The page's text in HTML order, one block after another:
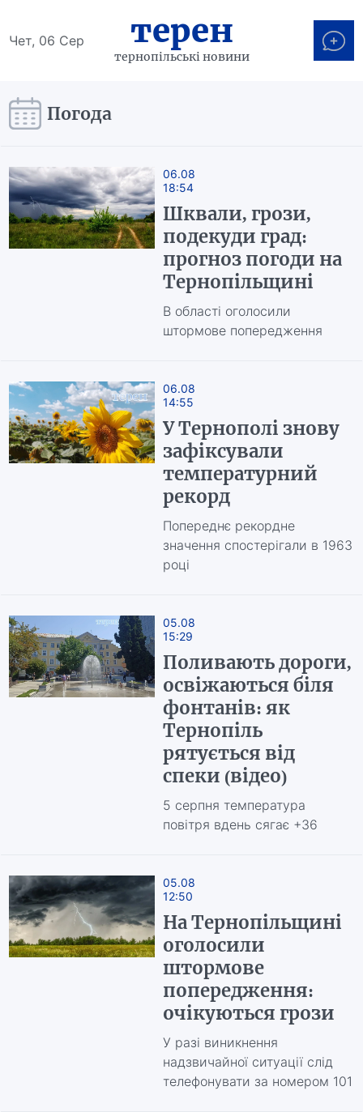
Чет, 06 Сер терен
тернопільські новини
Погода
06.08
18:54
Шквали, грози,
подекуди град:
прогноз погоди на
Тернопільщині
В області оголосили
штормове попередження
06.08
14:55
У Тернополі знову
зафіксували
температурний
рекорд
Попереднє рекордне
значення спостерігали в 1963
році
05.08
15:29
Поливають дороги,
освіжаються біля
фонтанів: як
Тернопіль
рятується від
спеки (відео)
5 серпня температура
повітря вдень сягає +36
05.08
12:50
На Тернопільщині
оголосили
штормове
попередження:
очікуються грози
У разі виникнення
надзвичайної ситуації слід
телефонувати за номером 101